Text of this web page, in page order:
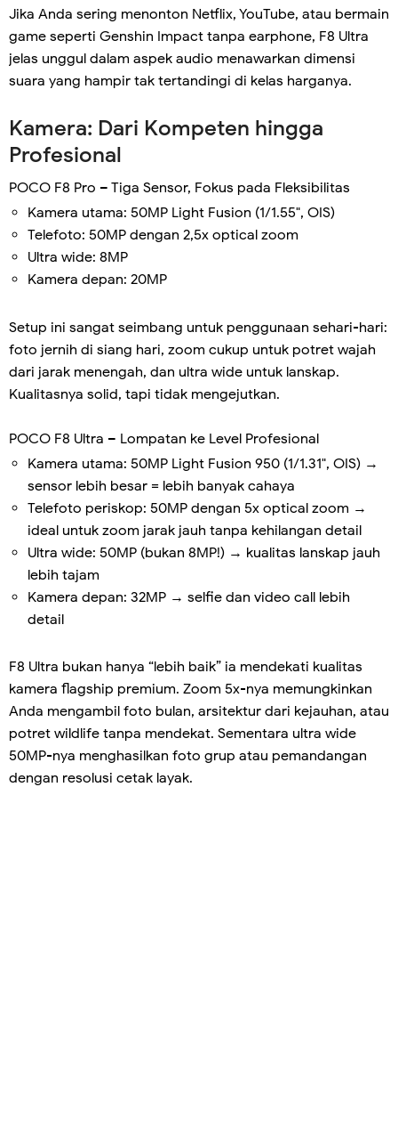
Jika Anda sering menonton Netflix, YouTube, atau bermain
game seperti Genshin Impact tanpa earphone, F8 Ultra
jelas unggul dalam aspek audio menawarkan dimensi
suara yang hampir tak tertandingi di kelas harganya.
Kamera: Dari Kompeten hingga
Profesional
POCO F8 Pro – Tiga Sensor, Fokus pada Fleksibilitas
Kamera utama: 50MP Light Fusion (1/1.55", OIS)
Telefoto: 50MP dengan 2,5x optical zoom
Ultra wide: 8MP
Kamera depan: 20MP
Setup ini sangat seimbang untuk penggunaan sehari-hari:
foto jernih di siang hari, zoom cukup untuk potret wajah
dari jarak menengah, dan ultra wide untuk lanskap.
Kualitasnya solid, tapi tidak mengejutkan.
POCO F8 Ultra – Lompatan ke Level Profesional
Kamera utama: 50MP Light Fusion 950 (1/1.31", OIS) →
sensor lebih besar = lebih banyak cahaya
Telefoto periskop: 50MP dengan 5x optical zoom →
ideal untuk zoom jarak jauh tanpa kehilangan detail
Ultra wide: 50MP (bukan 8MP!) → kualitas lanskap jauh
lebih tajam
Kamera depan: 32MP → selfie dan video call lebih
detail
F8 Ultra bukan hanya “lebih baik” ia mendekati kualitas
kamera flagship premium. Zoom 5x-nya memungkinkan
Anda mengambil foto bulan, arsitektur dari kejauhan, atau
potret wildlife tanpa mendekat. Sementara ultra wide
50MP-nya menghasilkan foto grup atau pemandangan
dengan resolusi cetak layak.